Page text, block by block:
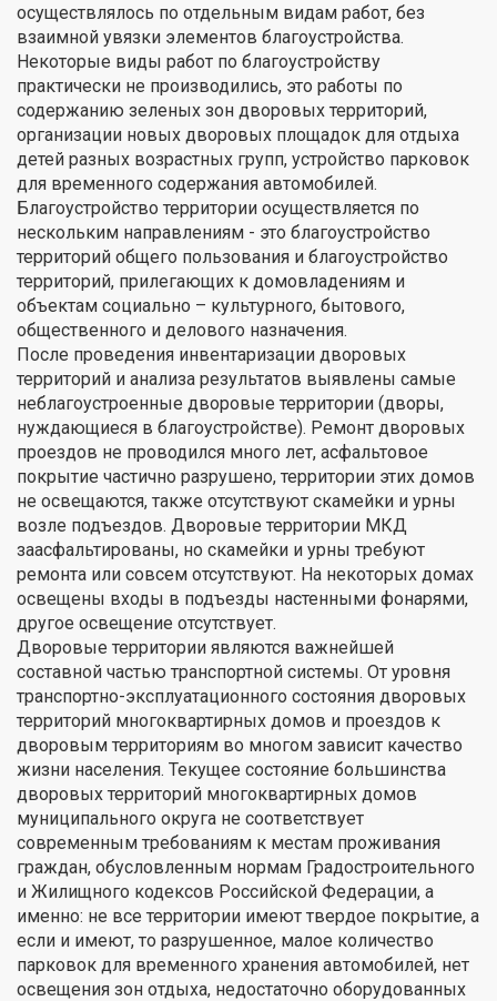
осуществлялось по отдельным видам работ, без
взаимной увязки элементов благоустройства.
Некоторые виды работ по благоустройству
практически не производились, это работы по
содержанию зеленых зон дворовых территорий,
организации новых дворовых площадок для отдыха
детей разных возрастных групп, устройство парковок
для временного содержания автомобилей.
Благоустройство территории осуществляется по
нескольким направлениям - это благоустройство
территорий общего пользования и благоустройство
территорий, прилегающих к домовладениям и
объектам социально – культурного, бытового,
общественного и делового назначения.
После проведения инвентаризации дворовых
территорий и анализа результатов выявлены самые
неблагоустроенные дворовые территории (дворы,
нуждающиеся в благоустройстве). Ремонт дворовых
проездов не проводился много лет, асфальтовое
покрытие частично разрушено, территории этих домов
не освещаются, также отсутствуют скамейки и урны
возле подъездов. Дворовые территории МКД
заасфальтированы, но скамейки и урны требуют
ремонта или совсем отсутствуют. На некоторых домах
освещены входы в подъезды настенными фонарями,
другое освещение отсутствует.
Дворовые территории являются важнейшей
составной частью транспортной системы. От уровня
транспортно-эксплуатационного состояния дворовых
территорий многоквартирных домов и проездов к
дворовым территориям во многом зависит качество
жизни населения. Текущее состояние большинства
дворовых территорий многоквартирных домов
муниципального округа не соответствует
современным требованиям к местам проживания
граждан, обусловленным нормам Градостроительного
и Жилищного кодексов Российской Федерации, а
именно: не все территории имеют твердое покрытие, а
если и имеют, то разрушенное, малое количество
парковок для временного хранения автомобилей, нет
освещения зон отдыха, недостаточно оборудованных